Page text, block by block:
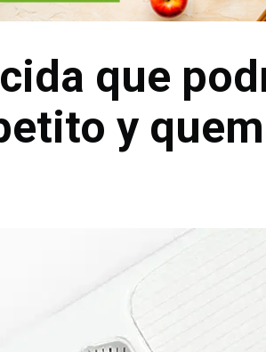
que
y